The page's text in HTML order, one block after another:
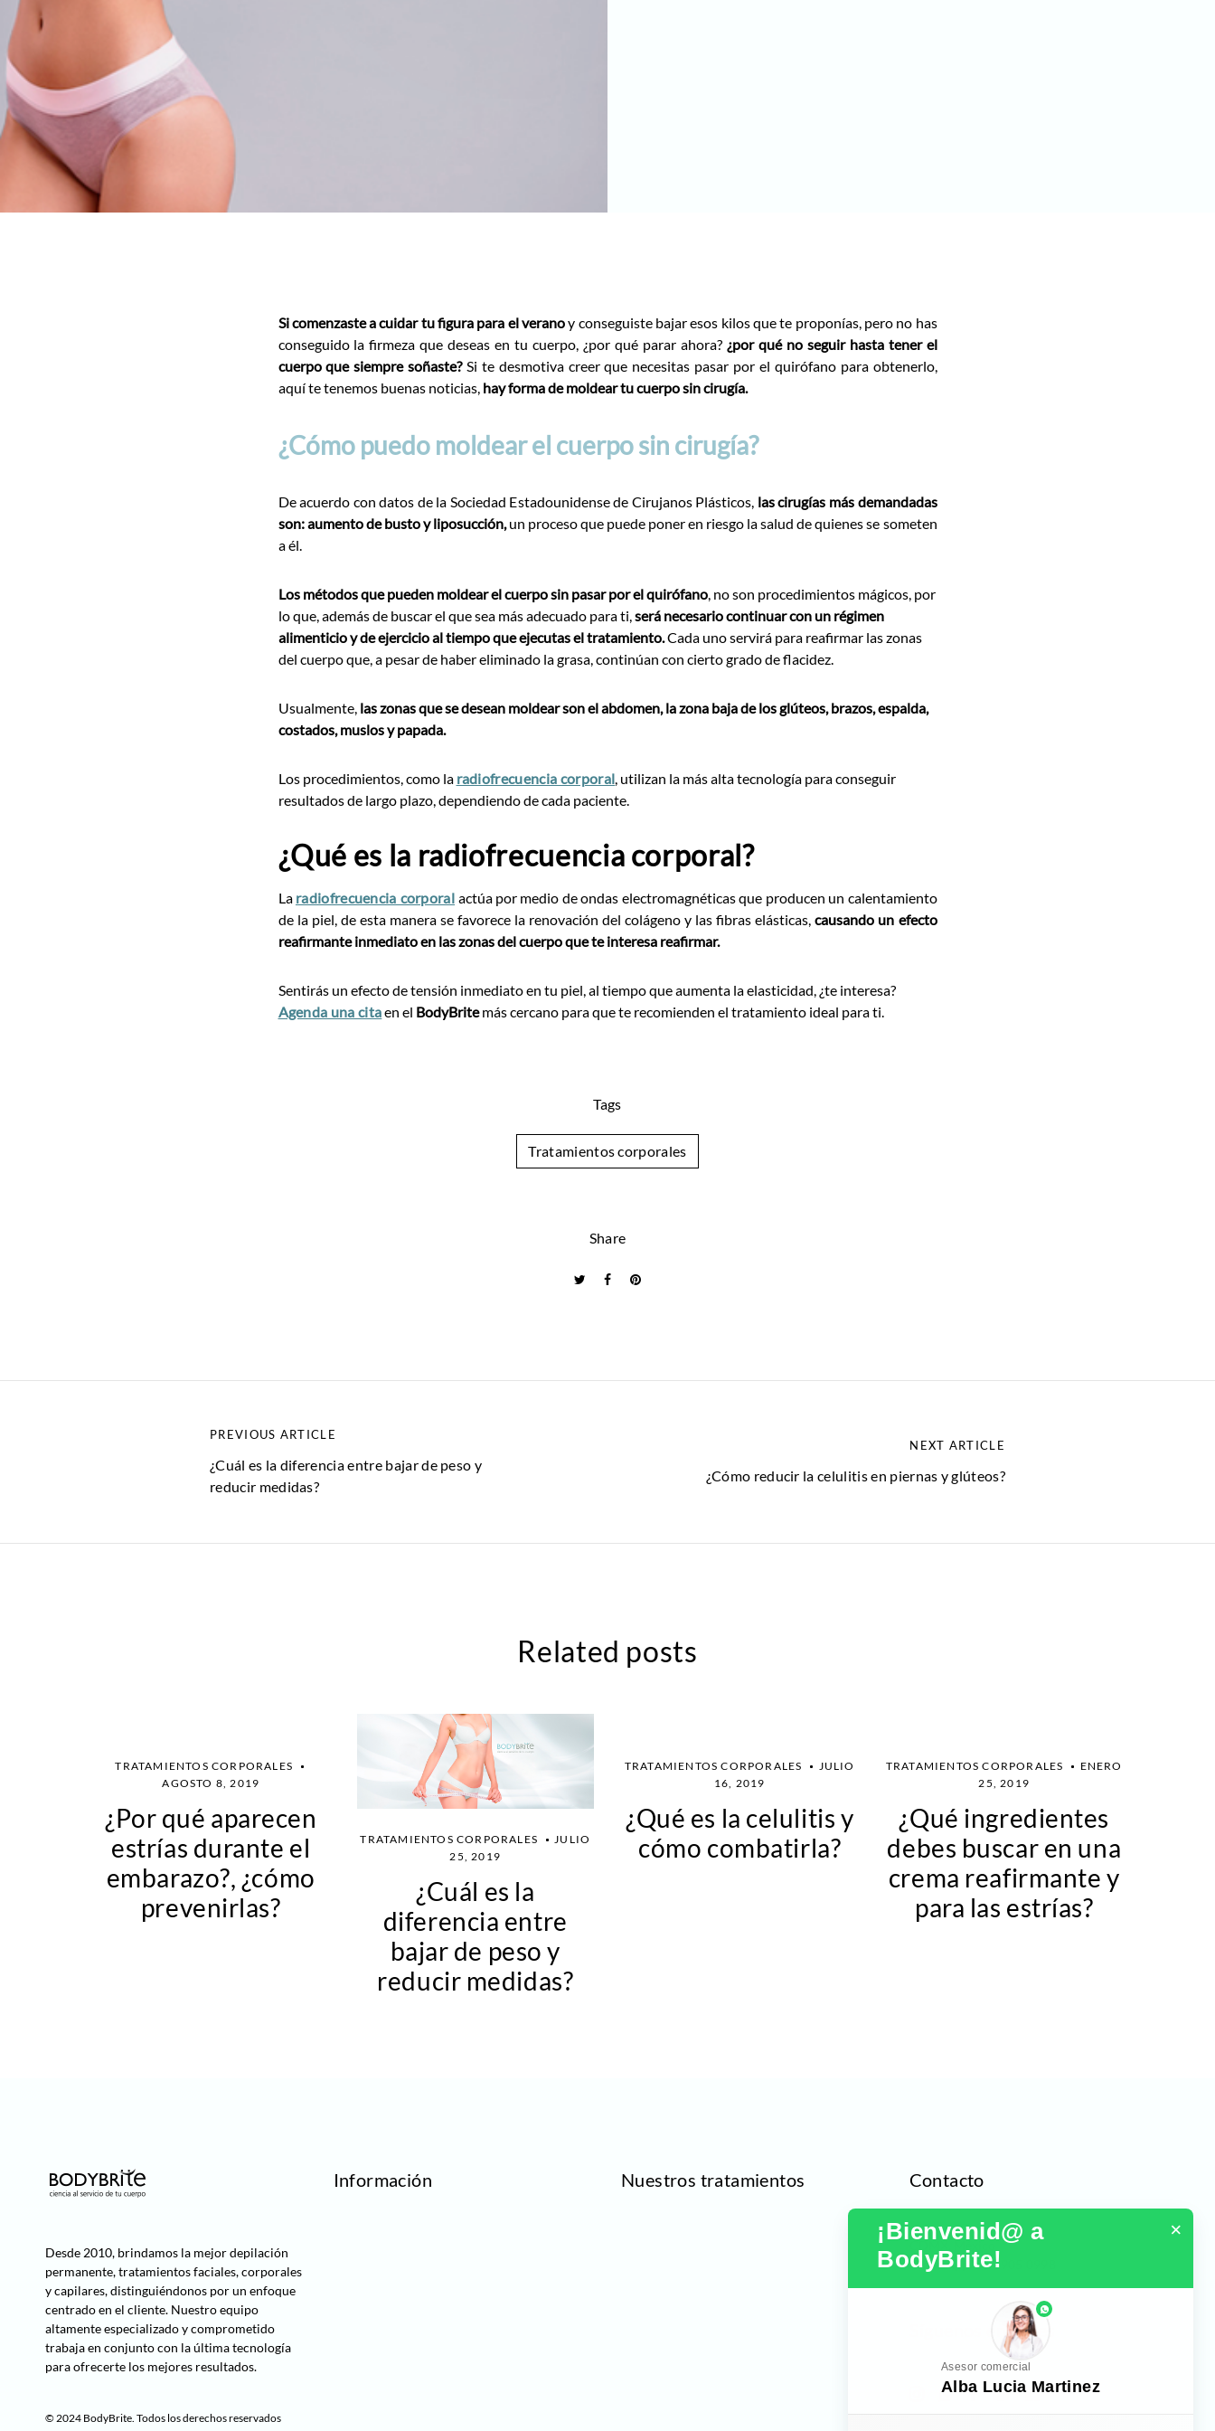
Si comenzaste a cuidar tu figura para el veranoy conseguiste bajar esos kilos que te proponías, pero no has
conseguido la firmeza que deseas en tu cuerpo, ¿por qué parar ahora? ¿por qué no seguir hasta tener el
cuerpo que siempre soñaste?Si te desmotiva creer que necesitas pasar por el quirófano para obtenerlo,
aquí te tenemos buenas noticias, hay forma de moldear tu cuerpo sin cirugía.
¿Cómo puedo moldear el cuerpo sin cirugía?
De acuerdo con datos de la Sociedad Estadounidense de Cirujanos Plásticos, las cirugías más demandadas
son: aumento de busto y liposucción,un proceso que puede poner en riesgo la salud de quienes se someten
a él.
Los métodos que pueden moldear el cuerpo sin pasar por el quirófano, no son procedimientos mágicos, por
lo que, además de buscar el que sea más adecuado para ti,será necesario continuar con un régimen
alimenticio y de ejercicio al tiempo que ejecutas el tratamiento.Cada uno servirá para reafirmar las zonas
del cuerpo que, a pesar de haber eliminado la grasa, continúan con cierto grado de flacidez.
Usualmente, las zonas que se desean moldear son el abdomen, la zona baja de los glúteos,brazos, espalda,
costados, muslos y papada.
Los procedimientos, como la radiofrecuencia corporal, utilizan la más alta tecnología para conseguir
resultados de largo plazo, dependiendo de cada paciente.
¿Qué es la radiofrecuencia corporal?
La radiofrecuencia corporal actúa por medio de ondas electromagnéticas que producen un calentamiento
de la piel, de esta manera se favorece la renovación del colágeno y las fibras elásticas,causando un efecto
reafirmante inmediato en las zonas del cuerpo que te interesa reafirmar.
Sentirás un efecto de tensión inmediato en tu piel, al tiempo que aumenta la elasticidad, ¿te interesa?
Agenda una citaen el BodyBritemás cercano para que te recomienden el tratamiento ideal para ti.
Tags
Tratamientos corporales
Share
PREVIOUS ARTICLE
¿Cuál es la diferencia entre bajar de peso y
reducir medidas?
NEXT ARTICLE
¿Cómo reducir la celulitis en piernas y glúteos?
Related posts
TRATAMIENTOS CORPORALES
AGOSTO 8, 2019
¿Por qué aparecen
estrías durante el
embarazo?, ¿cómo
prevenirlas?
TRATAMIENTOS CORPORALES
JULIO
25, 2019
¿Cuál es la
diferencia entre
bajar de peso y
reducir medidas?
TRATAMIENTOS CORPORALES
JULIO
16, 2019
¿Qué es la celulitis y
cómo combatirla?
TRATAMIENTOS CORPORALES
ENERO
25, 2019
¿Qué ingredientes
debes buscar en una
crema reafirmante y
para las estrías?
Desde 2010, brindamos la mejordepilación
permanente, tratamientos faciales, corporales
y capilares,distinguiéndonos por un enfoque
centrado en el cliente. Nuestro equipo
altamente especializado y comprometido
trabaja en conjunto con la última tecnología
para ofrecerte los mejores resultados.
© 2024 BodyBrite. Todos los derechos reservados
Información Nuestros tratamientos Contacto
WhatsApp:55 1905 0998‬
Síguenos en redes
×
¡Bienvenid@ a
BodyBrite!
phone
Asesor comercial
Alba Lucia Martinez